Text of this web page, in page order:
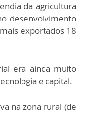
da agricultura
desenvolvimento
exportados 18
era ainda muito
e capital.
na zona rural (de